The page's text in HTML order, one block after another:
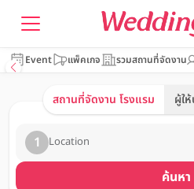
Event แพ็คเกจ รวมสถานที่จัดงาน
สถานที่จัดงาน โรงแรม ผู้ใ
1 Location
ค้นหา